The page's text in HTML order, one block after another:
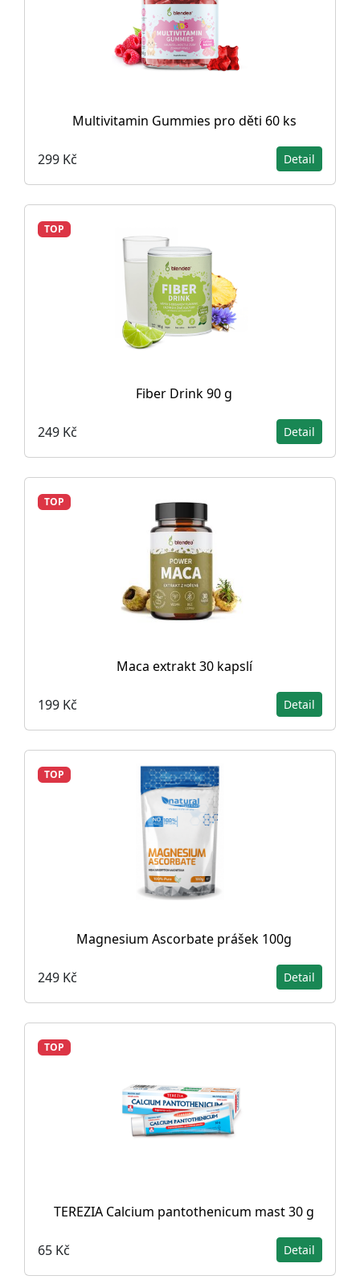
Multivitamin Gummies pro děti 60 ks
299 Kč Detail
TOP
Fiber Drink 90 g
249 Kč Detail
TOP
Maca extrakt 30 kapslí
199 Kč Detail
TOP
Magnesium Ascorbate prášek 100g
249 Kč Detail
TOP
TEREZIA Calcium pantothenicum mast 30 g
65 Kč Detail